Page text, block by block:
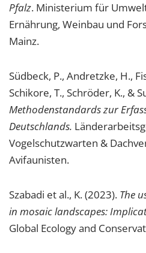
Pfalz. Ministerium für
Ernährung, Weinbau und
Mainz.
Südbeck, P., Andretzke, H.,
Schikore, T., Schröder, K., &
Methodenstandards zur
Deutschlands.
Vogelschutzwarten &
Avifaunisten.
Szabadi et al., K. (2023). The
in mosaic landscapes:
Global Ecology and